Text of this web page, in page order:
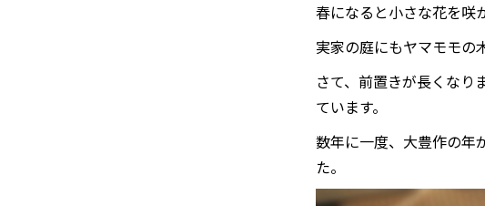
春になると小さな花を咲
実家の庭にもヤマモモの
さて、前置きが長くなり
ています。
数年に一度、大豊作の年
た。